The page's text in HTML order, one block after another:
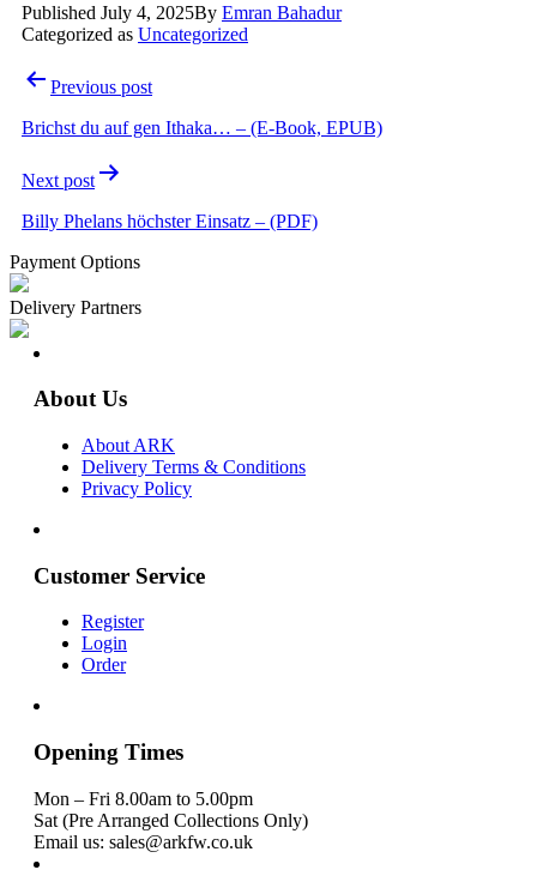
Published July 4, 2025By Emran Bahadur
Categorized as Uncategorized
Post
navigation
Previous post
Brichst du auf gen Ithaka… – (E-Book, EPUB)
Next post
Billy Phelans höchster Einsatz – (PDF)
Payment Options
Delivery Partners
About Us
About ARK
Delivery Terms & Conditions
Privacy Policy
Customer Service
Register
Login
Order
Opening Times
Mon – Fri 8.00am to 5.00pm
Sat (Pre Arranged Collections Only)
Email us: sales@arkfw.co.uk